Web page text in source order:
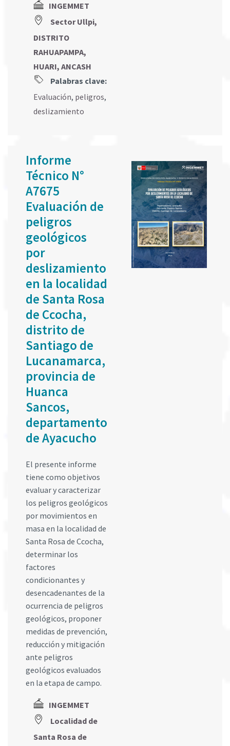
INGEMMET
Sector Ullpi,
DISTRITO
RAHUAPAMPA,
HUARI, ANCASH
Palabras clave:
Evaluación, peligros,
deslizamiento
Informe
Técnico N°
A7675
Evaluación de
peligros
geológicos
por
deslizamiento
en la localidad
de Santa Rosa
de Ccocha,
distrito de
Santiago de
Lucanamarca,
provincia de
Huanca
Sancos,
departamento
de Ayacucho
El presente informe
tiene como objetivos
evaluar y caracterizar
los peligros geológicos
por movimientos en
masa en la localidad de
Santa Rosa de Ccocha,
determinar los
factores
condicionantes y
desencadenantes de la
ocurrencia de peligros
geológicos, proponer
medidas de prevención,
reducción y mitigación
ante peligros
geológicos evaluados
en la etapa de campo.
INGEMMET
Localidad de
Santa Rosa de